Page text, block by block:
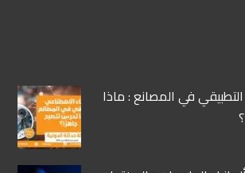
في المصانع : ماذا